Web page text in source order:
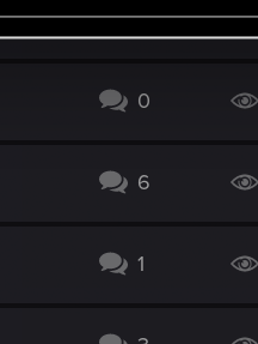
7
0
6
1